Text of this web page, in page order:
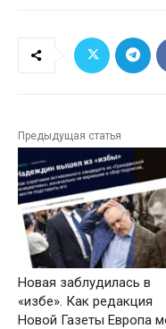
Предыдущая статья
Новая заблудилась в
«избе». Как редакция
Новой Газеты Европа